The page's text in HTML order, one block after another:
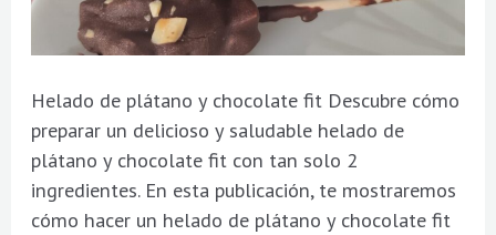
Helado de plátano y chocolate fit Descubre cómo
preparar un delicioso y saludable helado de
plátano y chocolate fit con tan solo 2
ingredientes. En esta publicación, te mostraremos
cómo hacer un helado de plátano y chocolate fit